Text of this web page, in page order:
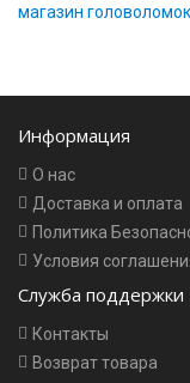
магазин головоломок
Информация
О нас
Доставка и оплата
Политика
Условия
Служба поддержки
Контакты
Возврат товара